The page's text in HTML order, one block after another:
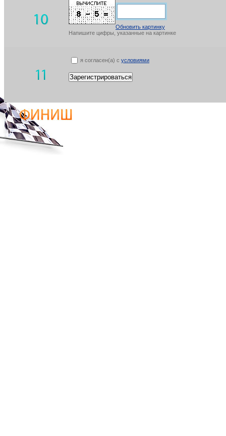
Обновить картинку
Напишите цифры, указанные на картинке
я согласен(а) с условиями
Зарегистрироваться